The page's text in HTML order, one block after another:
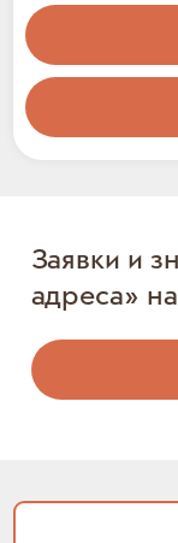
Заявки и
адреса»